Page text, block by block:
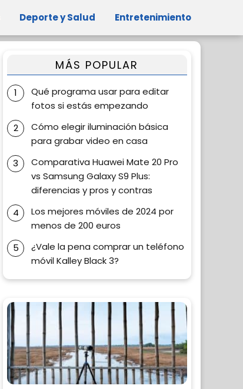
Deporte y Salud Entretenimiento
MÁS POPULAR
Qué programa usar para editar
fotos si estás empezando
Cómo elegir iluminación básica
para grabar video en casa
Comparativa Huawei Mate 20 Pro
vs Samsung Galaxy S9 Plus:
diferencias y pros y contras
Los mejores móviles de 2024 por
menos de 200 euros
¿Vale la pena comprar un teléfono
móvil Kalley Black 3?